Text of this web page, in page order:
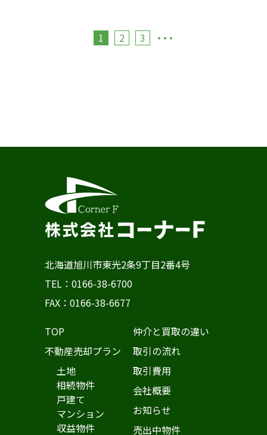
1 2 3 ･･･
北海道旭川市東光2条9丁目2番4号
TEL：0166-38-6700
FAX：0166-38-6677
TOP
不動産売却プラン
土地
相続物件
戸建て
マンション
収益物件
仲介と買取の違い
取引の流れ
取引費用
会社概要
お知らせ
売出中物件